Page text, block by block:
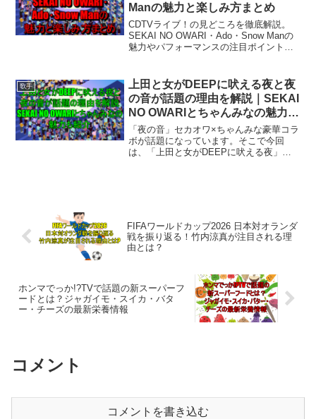
Manの魅力と楽しみ方まとめ
CDTVライブ！の見どころを徹底解説。
SEKAI NO OWARI・Ado・Snow Manの
魅力やパフォーマンスの注目ポイント、
す。
歌手
上田と女がDEEPに吠える夜と夜
の音が話題の理由を解説｜SEKAI
NO OWARIとちゃんみなの魅力も
紹介
「夜の音」セカオワ×ちゃんみな豪華コラ
ボが話題になっています。そこで今回
は、「上田と女がDEEPに吠える夜」と
FIFAワールドカップ2026 日本対オランダ
戦を振り返る！竹内涼真が注目される理
由とは？
ホンマでっか!?TVで話題の新スーパーフ
ードとは？ジャガイモ・スイカ・バタ
ー・チーズの最新栄養情報
コメント
コメントを書き込む